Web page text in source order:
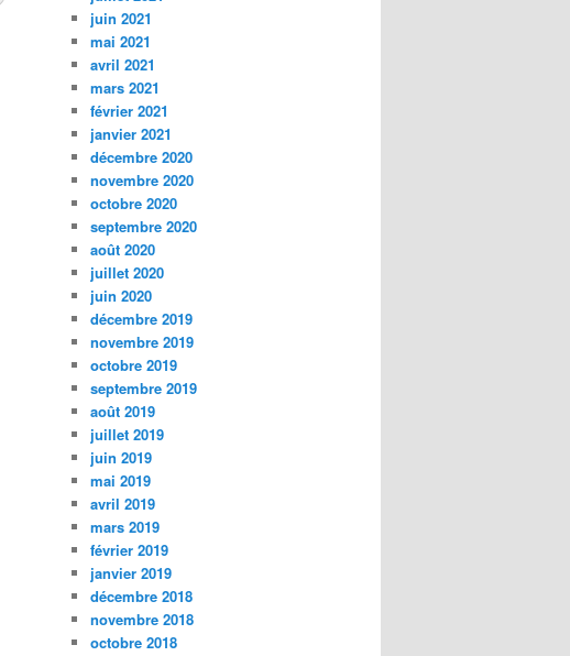
juin 2021
mai 2021
avril 2021
mars 2021
février 2021
janvier 2021
décembre 2020
novembre 2020
octobre 2020
septembre 2020
août 2020
juillet 2020
juin 2020
décembre 2019
novembre 2019
octobre 2019
septembre 2019
août 2019
juillet 2019
juin 2019
mai 2019
avril 2019
mars 2019
février 2019
janvier 2019
décembre 2018
novembre 2018
octobre 2018